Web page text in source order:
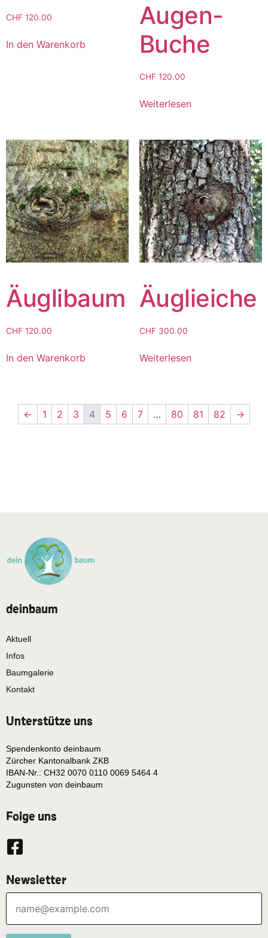
CHF 120.00
In den Warenkorb
Augen-
Buche
CHF120.00
Weiterlesen
Äuglibaum
CHF 120.00
In den Warenkorb
Äuglieiche
CHF300.00
Weiterlesen
← 1 2 3 4 5 6 7 … 80 81 82 →
deinbaum
Aktuell
Infos
Baumgalerie
Kontakt
Unterstütze uns
Spendenkonto deinbaum
Zürcher Kantonalbank ZKB
IBAN-Nr.: CH32 0070 0110 0069 5464 4
Zugunsten von deinbaum
Folge uns
Newsletter